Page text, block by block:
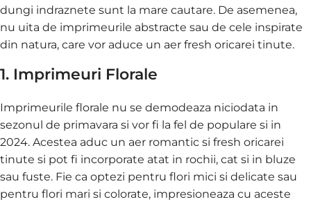
dungi indraznete sunt la mare cautare. De asemenea,
nu uita de imprimeurile abstracte sau de cele inspirate
din natura, care vor aduce un aer fresh oricarei tinute.
1. Imprimeuri Florale
Imprimeurile florale nu se demodeaza niciodata in
sezonul de primavara si vor fi la fel de populare si in
2024. Acestea aduc un aer romantic si fresh oricarei
tinute si pot fi incorporate atat in rochii, cat si in bluze
sau fuste. Fie ca optezi pentru flori mici si delicate sau
pentru flori mari si colorate, impresioneaza cu aceste